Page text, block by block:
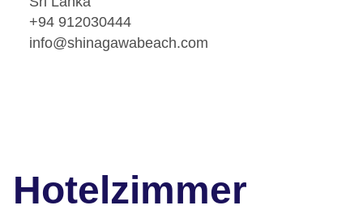
+94 912030444
info@shinagawabeach.com
Hotelzimmer